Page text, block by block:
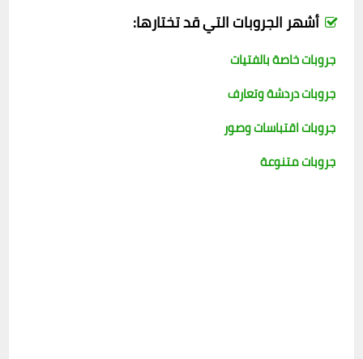
أشهر الجروبات التي قد تختارها:
جروبات خاصة بالفتيات
جروبات دردشة وتعارف
جروبات اقتباسات وصور
جروبات متنوعة